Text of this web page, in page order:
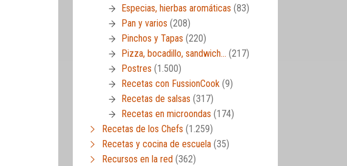
Especias, hierbas aromáticas (83)
Pan y varios (208)
Pinchos y Tapas (220)
Pizza, bocadillo, sandwich… (217)
Postres (1.500)
Recetas con FussionCook (9)
Recetas de salsas (317)
Recetas en microondas (174)
Recetas de los Chefs (1.259)
Recetas y cocina de escuela (35)
Recursos en la red (362)